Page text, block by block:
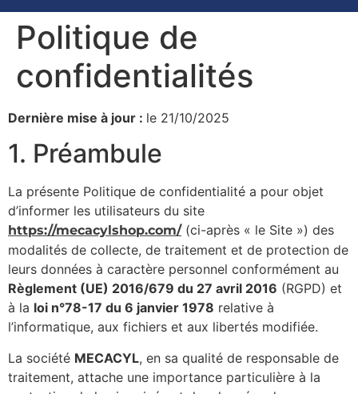
Politique de
confidentialités
Dernière mise à jour : le 21/10/2025
1. Préambule
La présente Politique de confidentialité a pour objet
d’informer les utilisateurs du site
https://mecacylshop.com/(ci-après « le Site ») des
modalités de collecte, de traitement et de protection de
leurs données à caractère personnel conformément au
Règlement (UE) 2016/679 du 27 avril 2016 (RGPD) et
à la loi n°78-17 du 6 janvier 1978 relative à
l’informatique, aux fichiers et aux libertés modifiée.
La société MECACYL, en sa qualité de responsable de
traitement, attache une importance particulière à la